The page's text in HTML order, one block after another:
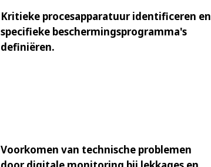
Kritieke procesapparatuur identificeren en
specifieke beschermingsprogramma's
definiëren.
Voorkomen van technische problemen